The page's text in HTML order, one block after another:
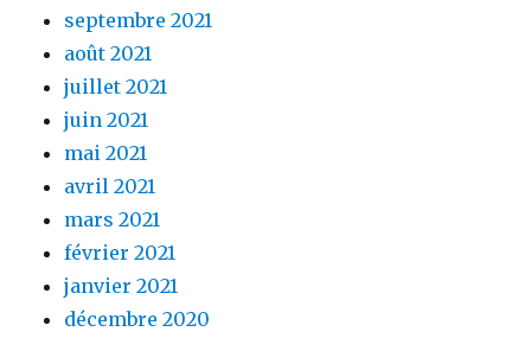
septembre 2021
août 2021
juillet 2021
juin 2021
mai 2021
avril 2021
mars 2021
février 2021
janvier 2021
décembre 2020